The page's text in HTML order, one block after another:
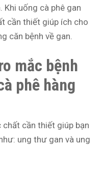
Khi uống cà phê gan
cần thiết giúp ích cho
căn bệnh về gan.
mắc bệnh
phê hàng
chất cần thiết giúp bạn
ung thư gan và ung